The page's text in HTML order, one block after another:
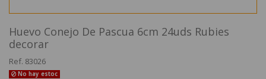
Huevo Conejo De Pascua 6cm 24uds Rubies
decorar
Ref. 83026
No hay estoc